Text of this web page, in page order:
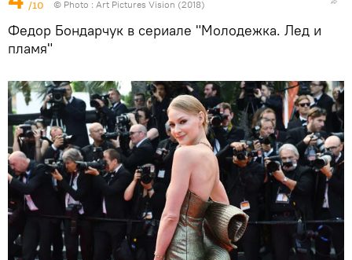
/10 © Photo : Art Pictures Vision (2018)
Федор Бондарчук в сериале "Молодежка. Лед и
пламя"